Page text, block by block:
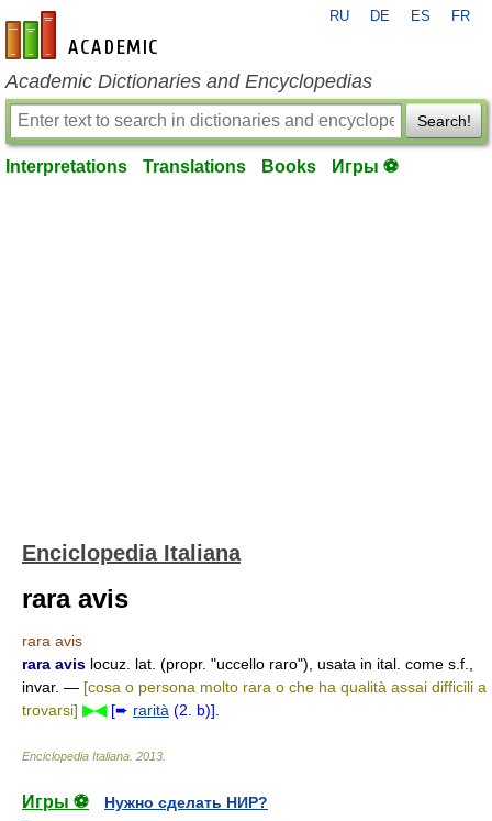
en-academic.com
RU DE ES FR
Academic Dictionaries and Encyclopedias
Search!
Interpretations Translations Books Игры ⚽
Enciclopedia Italiana
rara avis
rara avis
rara avis locuz. lat. (propr. "uccello raro"), usata in ital. come s.f.,
invar. — [cosa o persona molto rara o che ha qualità assai difficili a
trovarsi] ▶◀ [➨ rarità (2. b)]
Enciclopedia Italiana 2013
Игры ⚽
Нужно сделать НИР?